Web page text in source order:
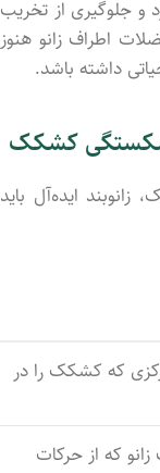
و جلوگیری از تخریب
اطراف زانو هنوز
داشته باشد.
شکستگی کشکک
ایده‌آل باید
که کشکک را در
که از حرکات